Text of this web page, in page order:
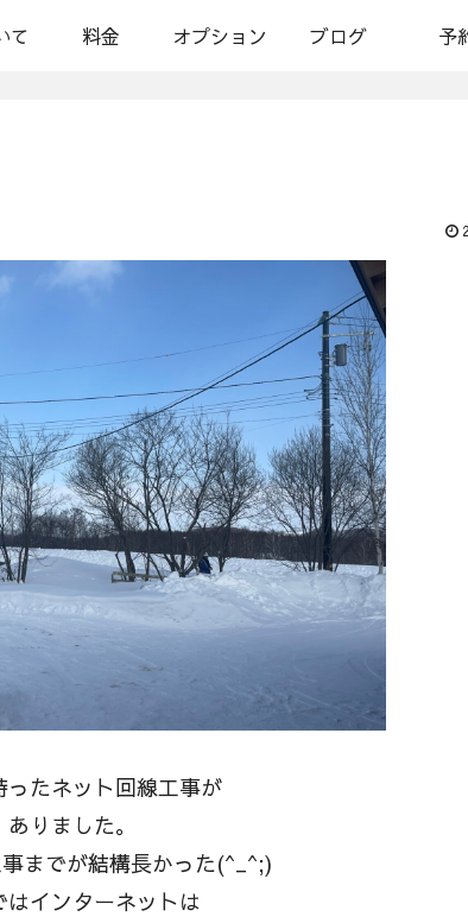
て 料金 オプション ブログ 予
ったネット回線工事が
ありました。
までが結構長かった(^_^;)
はインターネットは